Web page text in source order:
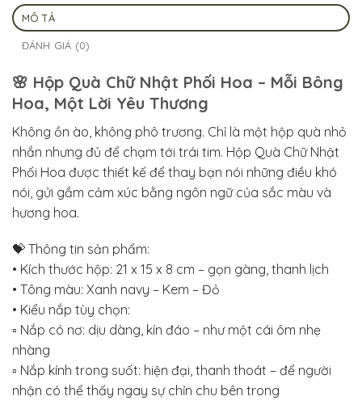
MÔ TẢ
ĐÁNH GIÁ (0)
🌸 Hộp Quà Chữ Nhật Phối Hoa – Mỗi Bông
Hoa, Một Lời Yêu Thương
Không ồn ào, không phô trương. Chỉ là một hộp quà nhỏ
nhắn nhưng đủ để chạm tới trái tim. Hộp Quà Chữ Nhật
Phối Hoa được thiết kế để thay bạn nói những điều khó
nói, gửi gắm cảm xúc bằng ngôn ngữ của sắc màu và
hương hoa.
💝 Thông tin sản phẩm:
• Kích thước hộp: 21 x 15 x 8 cm – gọn gàng, thanh lịch
• Tông màu: Xanh navy – Kem – Đỏ
• Kiểu nắp tùy chọn:
▫️ Nắp có nơ: dịu dàng, kín đáo – như một cái ôm nhẹ
nhàng
▫️ Nắp kính trong suốt: hiện đại, thanh thoát – để người
nhận có thể thấy ngay sự chỉn chu bên trong